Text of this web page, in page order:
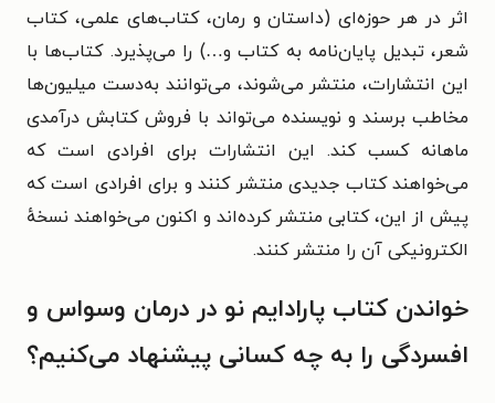
اثر در هر حوزه‌ای (داستان و رمان، کتاب‌های علمی، کتاب
شعر، تبدیل پایان‌نامه به کتاب و…) را می‌پذیرد. کتاب‌ها با
این انتشارات، منتشر می‌شوند، می‌توانند به‌دست میلیون‌ها
مخاطب برسند و نویسنده می‌تواند با فروش کتابش درآمدی
ماهانه کسب کند. این انتشارات برای افرادی است که
می‌خواهند کتاب جدیدی منتشر کنند و برای افرادی است که
پیش از این، کتابی منتشر کرده‌اند و اکنون می‌خواهند نسخهٔ
الکترونیکی آن را منتشر کنند.
خواندن کتاب پارادایم نو در درمان وسواس و
افسردگی را به چه کسانی پیشنهاد می‌کنیم؟